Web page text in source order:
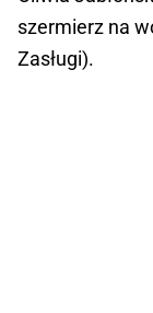
szermierz na
Zasługi).